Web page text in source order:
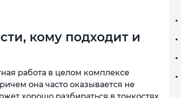
кому подходит и
работа в целом комплексе
она часто оказывается не